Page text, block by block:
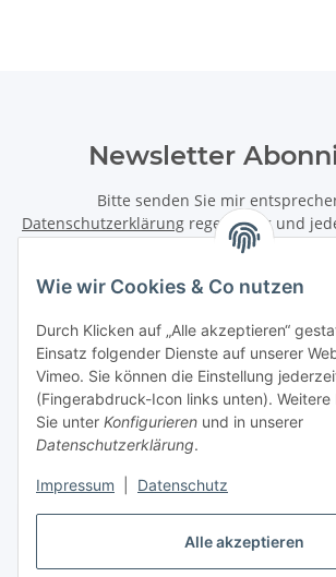
Alle akzeptieren
Wie wir Cookies & Co nutzen
Durch Klicken auf „Alle akzeptieren“
Einsatz folgender Dienste auf unserer
Vimeo. Sie können die Einstellung
(Fingerabdruck-Icon links unten). Weitere
Sie unter Konfigurieren und in unserer
Datenschutzerklärung.
Impressum Datenschutz
Newsletter
Bitte senden Sie mir
Datenschutzerklärung regelmäßig und
Informationen zu Ihrem
Newsletter Abonnieren
Informationen
Gesetzliche Informationen